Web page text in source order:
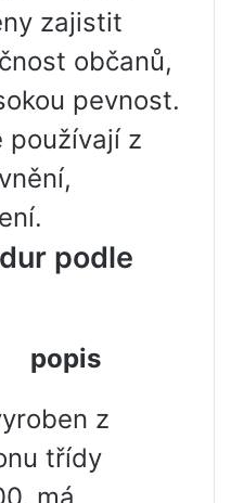
zajistit
občanů,
pevnost.
používají z
podle
popis
z
třídy
má